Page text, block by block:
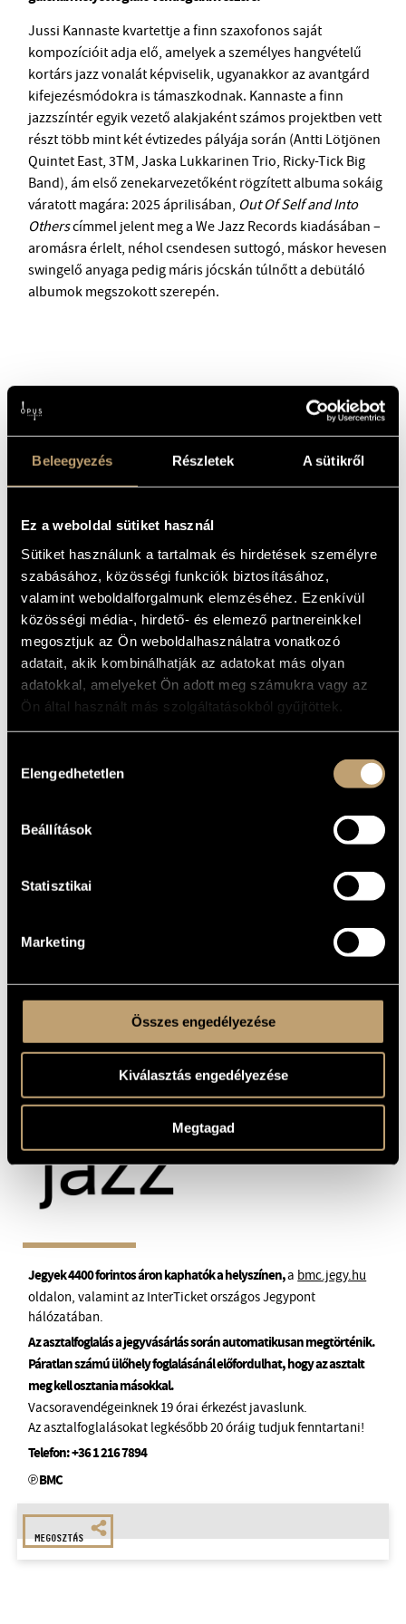
Beleegyezés Részletek A sütikről
Ez a weboldal sütiket használ
Sütiket használunk a tartalmak és hirdetések személyre
szabásához, közösségi funkciók biztosításához,
valamint weboldalforgalmunk elemzéséhez. Ezenkívül
közösségi média-, hirdető- és elemező partnereinkkel
megosztjuk az Ön weboldalhasználatra vonatkozó
adatait, akik kombinálhatják az adatokat más olyan
adatokkal, amelyeket Ön adott meg számukra vagy az
Ön által használt más szolgáltatásokból gyűjtöttek.
kiválasztása
Elengedhetetlen
Beállítások
Statisztikai
Marketing
Összes engedélyezése
Kiválasztás engedélyezése
Megtagad
Jussi Kannaste kvartettje a finn szaxofonos saját
kompozícióit adja elő, amelyek a személyes hangvételű
kortárs jazz vonalát képviselik, ugyanakkor az avantgárd
kifejezésmódokra is támaszkodnak. Kannaste a finn
jazzszíntér egyik vezető alakjaként számos projektben vett
részt több mint két évtizedes pályája során (Antti Lötjönen
Quintet East, 3TM, Jaska Lukkarinen Trio, Ricky-Tick Big
Band), ám első zenekarvezetőként rögzített albuma sokáig
váratott magára: 2025 áprilisában, Out Of Self and Into
Otherscímmel jelent meg a We Jazz Records kiadásában –
aromásra érlelt, néhol csendesen suttogó, máskor hevesen
swingelő anyaga pedig máris jócskán túlnőtt a debütáló
albumok megszokott szerepén.
Jegyek 4400 forintos áron kaphatók a helyszínen,a bmc.jegy.hu
oldalon, valamint az InterTicket országos Jegypont
hálózatában.
Az asztalfoglalás a jegyvásárlás során automatikusan megtörténik.
Páratlan számú ülőhely foglalásánál előfordulhat, hogy az asztalt
meg kell osztania másokkal.
Vacsoravendégeinknek 19 órai érkezést javaslunk.
Az asztalfoglalásokat legkésőbb 20 óráig tudjuk fenntartani!
Telefon:+36 1 216 7894
℗ BMC
MEGOSZTÁS